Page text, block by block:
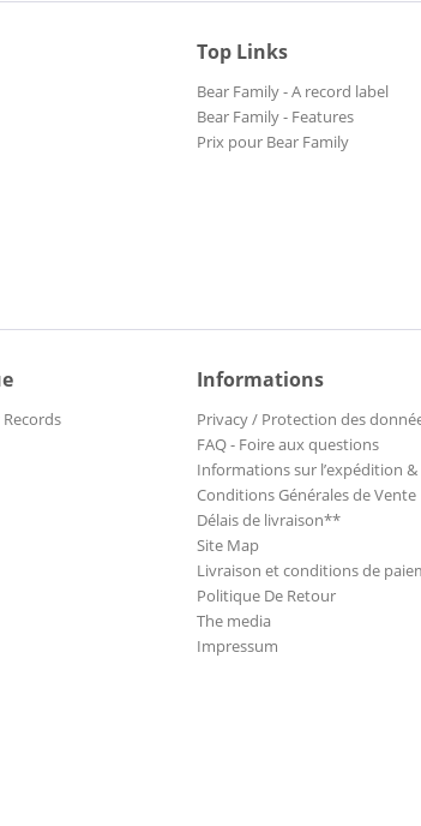
Top Links
Bear Family - A record label
Bear Family - Features
Prix pour Bear Family
Informations
Privacy / Protection des
FAQ - Foire aux questions
Informations sur l’expédition
Conditions Générales de Vente
Délais de livraison**
Site Map
Livraison et conditions de
Politique De Retour
The media
Impressum